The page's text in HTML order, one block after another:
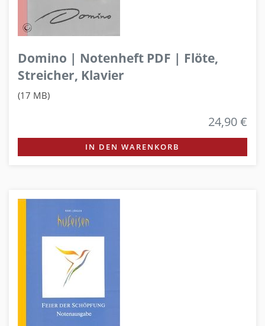
Domino | Notenheft PDF | Flöte,
Streicher, Klavier
(17 MB)
24,90 €
IN DEN WARENKORB